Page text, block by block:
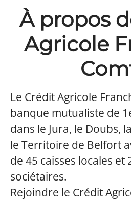
À propos
Agricole
Le Crédit Agricole
banque mutualiste de
dans le Jura, le Doubs,
le Territoire de Belfort
de 45 caisses locales et
sociétaires.
Rejoindre le Crédit